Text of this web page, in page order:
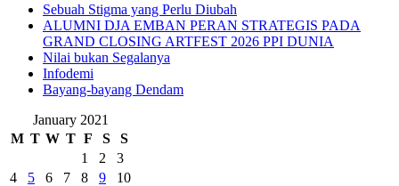
Sebuah Stigma yang Perlu Diubah
ALUMNI DJA EMBAN PERAN STRATEGIS PADA
GRAND CLOSING ARTFEST 2026 PPI DUNIA
Nilai bukan Segalanya
Infodemi
Bayang-bayang Dendam
January 2021
M T W T F S
S
1
2
3
4
5 6 7 8 9
10